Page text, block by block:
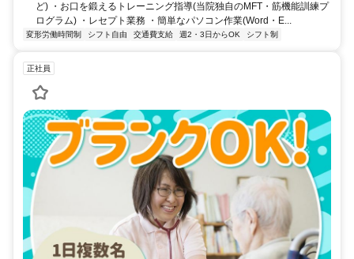
ど) ・お口を鍛えるトレーニング指導(当院独自のMFT・筋機能訓練プ
ログラム) ・レセプト業務 ・簡単なパソコン作業(Word・E...
変形労働時間制 シフト自由 交通費支給 週2・3日からOK シフト制
正社員